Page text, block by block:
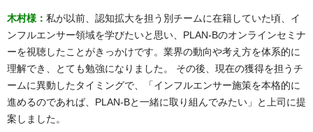
木村様： 私が以前、認知拡大を担う別チームに在籍していた頃、イ
ンフルエンサー領域を学びたいと思い、PLAN-Bのオンラインセミナ
ーを視聴したことがきっかけです。業界の動向や考え方を体系的に
理解でき、とても勉強になりました。 その後、現在の獲得を担うチ
ームに異動したタイミングで、「インフルエンサー施策を本格的に
進めるのであれば、PLAN-Bと一緒に取り組んでみたい」と上司に提
案しました。